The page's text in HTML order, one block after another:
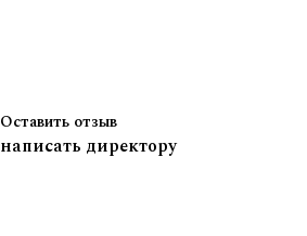
Оставить отзыв
написать директору